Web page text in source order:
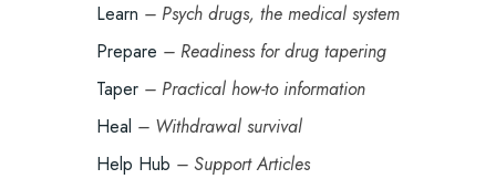
Learn – Psych drugs, the medical system
Prepare – Readiness for drug tapering
Taper – Practical how-to information
Heal – Withdrawal survival
Help Hub – Support Articles